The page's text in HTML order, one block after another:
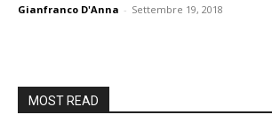
Gianfranco D'Anna - Settembre 19, 2018
MOST READ